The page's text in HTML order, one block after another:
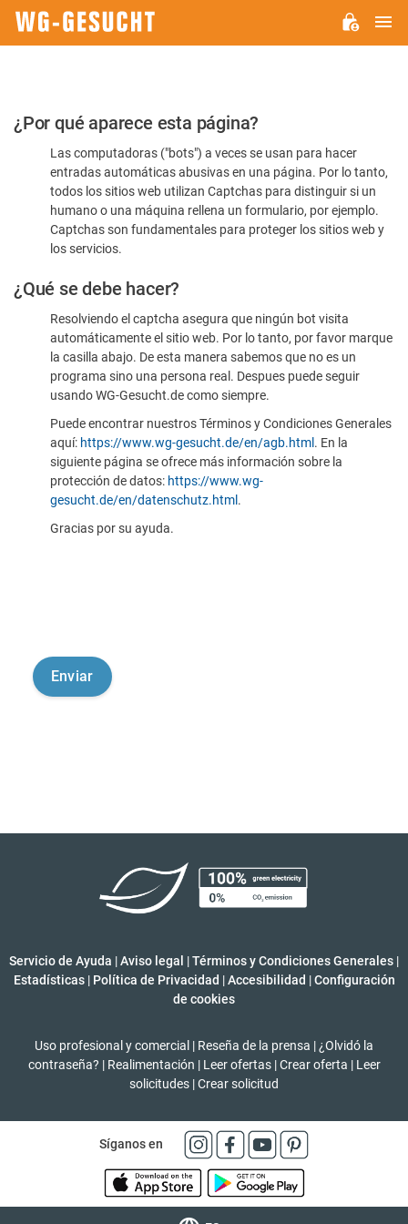
Por
favor,
confirme
humano
¿Por qué aparece esta página?
Las computadoras ("bots") a veces se usan para hacer
entradas automáticas abusivas en una página. Por lo tanto,
todos los sitios web utilizan Captchas para distinguir si un
humano o una máquina rellena un formulario, por ejemplo.
Captchas son fundamentales para proteger los sitios web y
los servicios.
¿Qué se debe hacer?
Resolviendo el captcha asegura que ningún bot visita
automáticamente el sitio web. Por lo tanto, por favor marque
la casilla abajo. De esta manera sabemos que no es un
programa sino una persona real. Despues puede seguir
usando WG-Gesucht.de como siempre.
Puede encontrar nuestros Términos y Condiciones Generales
aquí: https://www.wg-gesucht.de/en/agb.html . En la
siguiente página se ofrece más información sobre la
protección de datos: https://www.wg-
gesucht.de/en/datenschutz.html .
Gracias por su ayuda.
Servicio de Ayuda |Aviso legal |Términos y Condiciones Generales |
Estadísticas | Política de Privacidad | Accesibilidad | Configuración
de cookies
Uso profesional y comercial | Reseña de la prensa | ¿Olvidó la
contraseña? | Realimentación | Leer ofertas | Crear oferta | Leer
solicitudes |Crear solicitud
Síganos en